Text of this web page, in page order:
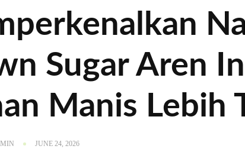
Sugar Aren
Manis Lebih
JUNE 24, 2026